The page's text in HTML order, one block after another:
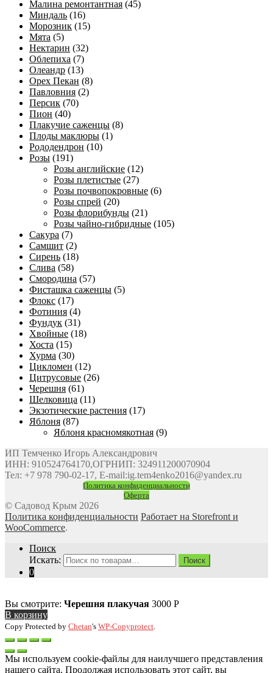
Малина ремонтантная (45)
Миндаль (16)
Морозник (15)
Мята (5)
Нектарин (32)
Облепиха (7)
Олеандр (13)
Орех Пекан (8)
Павловния (2)
Персик (70)
Пион (40)
Плакучие саженцы (8)
Плоды маклюры (1)
Рододендрон (10)
Розы (191)
Розы английские (12)
Розы плетистые (27)
Розы почвопокровные (6)
Розы спрей (20)
Розы флорибунды (21)
Розы чайно-гибридные (105)
Сакура (7)
Самшит (2)
Сирень (18)
Слива (58)
Смородина (57)
Фисташка саженцы (5)
Флокс (17)
Фотиния (4)
Фундук (31)
Хвойные (18)
Хоста (15)
Хурма (30)
Цикломен (12)
Цитрусовые (26)
Черешня (61)
Шелковица (11)
Экзотические растения (17)
Яблоня (87)
Яблоня красномякотная (9)
ИП Темченко Игорь Александрович
ИНН: 910524764170,ОГРНИП: 324911200070904
Тел: +7 978 790-02-17, E-mail:ig.tem4enko2016@yandex.ru
Политика конфиденциальности
Оферта
© Садовод Крым 2026
Политика конфиденциальности Работает на Storefront и
WooCommerce.
Поиск
Искать:
Поиск
0
Вы смотрите: Черешня плакучая 3000 Р
В корзину
Copy Protected by Chetan's WP-Copyprotect
Мы используем cookie-файлы для наилучшего представления
нашего сайта. Продолжая использовать этот сайт, вы